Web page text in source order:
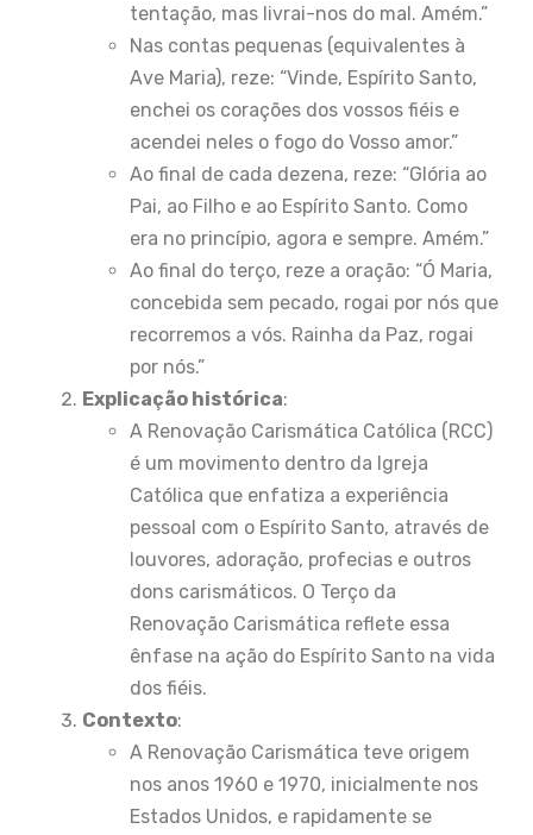
tentação, mas livrai-nos do mal. Amém.”
Nas contas pequenas (equivalentes à
Ave Maria), reze: “Vinde, Espírito Santo,
enchei os corações dos vossos fiéis e
acendei neles o fogo do Vosso amor.”
Ao final de cada dezena, reze: “Glória ao
Pai, ao Filho e ao Espírito Santo. Como
era no princípio, agora e sempre. Amém.”
Ao final do terço, reze a oração: “Ó Maria,
concebida sem pecado, rogai por nós que
recorremos a vós. Rainha da Paz, rogai
por nós.”
Explicação histórica:
A Renovação Carismática Católica (RCC)
é um movimento dentro da Igreja
Católica que enfatiza a experiência
pessoal com o Espírito Santo, através de
louvores, adoração, profecias e outros
dons carismáticos. O Terço da
Renovação Carismática reflete essa
ênfase na ação do Espírito Santo na vida
dos fiéis.
Contexto:
A Renovação Carismática teve origem
nos anos 1960 e 1970, inicialmente nos
Estados Unidos, e rapidamente se